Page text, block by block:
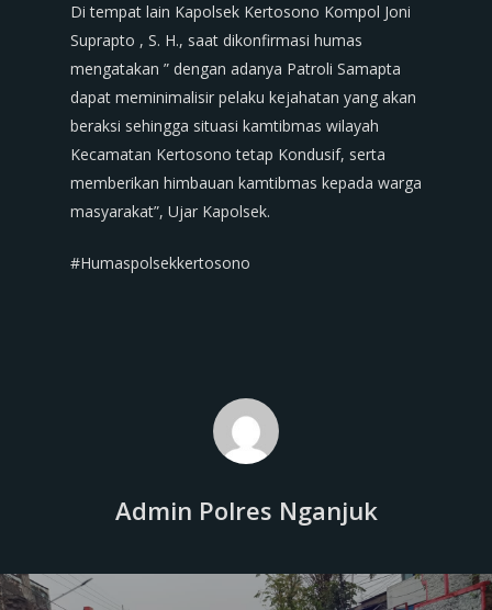
Di tempat lain Kapolsek Kertosono Kompol Joni
Suprapto , S. H., saat dikonfirmasi humas
mengatakan ” dengan adanya Patroli Samapta
dapat meminimalisir pelaku kejahatan yang akan
beraksi sehingga situasi kamtibmas wilayah
Kecamatan Kertosono tetap Kondusif, serta
memberikan himbauan kamtibmas kepada warga
masyarakat”, Ujar Kapolsek.
#Humaspolsekkertosono
Admin Polres Nganjuk